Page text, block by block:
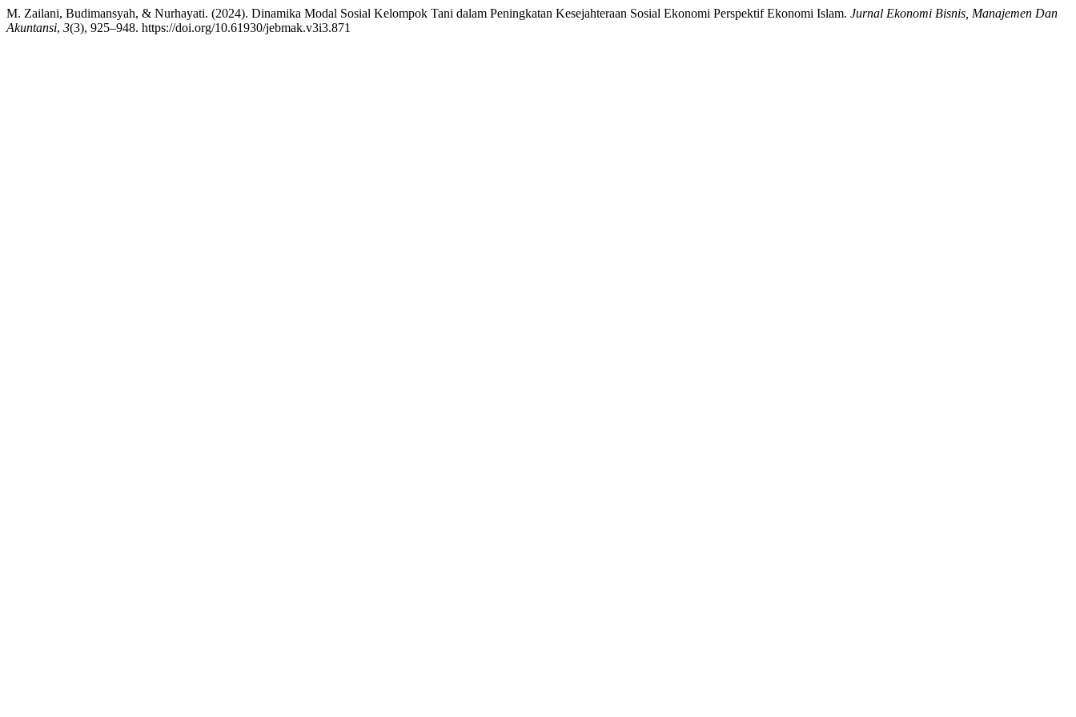
M. Zailani, Budimansyah, & Nurhayati. (2024). Dinamika Modal Sosial Kelompok Tani dalam Peningkatan Kesejahteraan Sosial Ekonomi Perspektif Ekonomi Islam. Jurnal Ekonomi Bisnis, Manajemen Dan
Akuntansi, 3(3), 925–948. https://doi.org/10.61930/jebmak.v3i3.871